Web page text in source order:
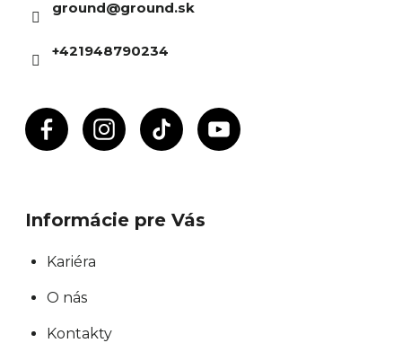
ground@ground.sk
+421948790234
Informácie pre Vás
Kariéra
O nás
Kontakty